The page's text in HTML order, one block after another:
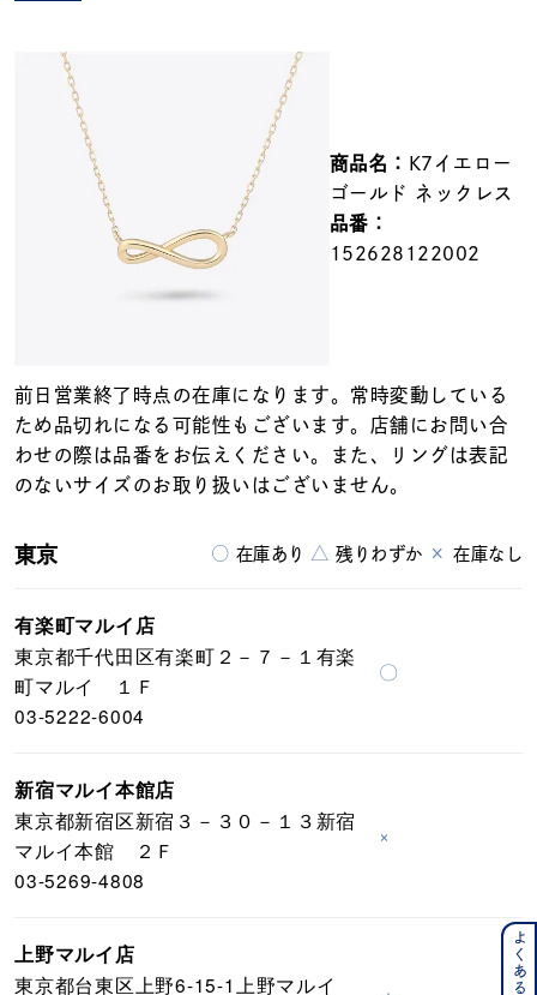
リングサイズ
在庫ありのみ すべて表示
商品名：
K7イエロー
ゴールド ネックレス
品番：
152628122002
前日営業終了時点の在庫になります。常時変動している
ため品切れになる可能性もございます。店舗にお問い合
わせの際は品番をお伝えください。また、リングは表記
のないサイズのお取り扱いはございません。
○ 在庫あり △ 残りわずか × 在庫なし
東京
有楽町マルイ店
東京都千代田区有楽町２－７－１有楽
町マルイ １Ｆ
03-5222-6004
〇
新宿マルイ本館店
東京都新宿区新宿３－３０－１３新宿
マルイ本館 ２Ｆ
03-5269-4808
×
上野マルイ店
東京都台東区上野6-15-1上野マルイ